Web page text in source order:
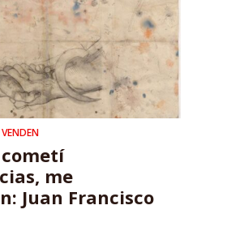
me
Juan Francisco